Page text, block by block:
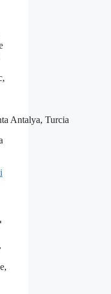
Antalya, Turcia